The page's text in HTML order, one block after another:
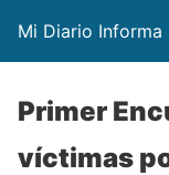
Mi Diario Informa
Primer
víctimas